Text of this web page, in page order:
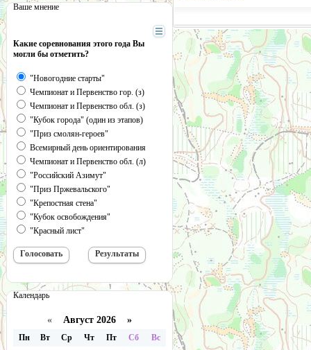
Ваше мнение
Какие соревнования этого года Вы
могли бы отметить?
"Новогодние старты"
Чемпионат и Первенство гор. (з)
Чемпионат и Первенство обл. (з)
"Кубок города" (один из этапов)
"Приз смолян-героев"
Всемирный день ориентирования
Чемпионат и Первенство обл. (л)
"Российский Азимут"
"Приз Пржевальского"
"Крепостная стена"
"Кубок освобождения"
"Красный лист"
Календарь
« Август 2026 »
Пн Вт Ср Чт Пт Сб
Вс